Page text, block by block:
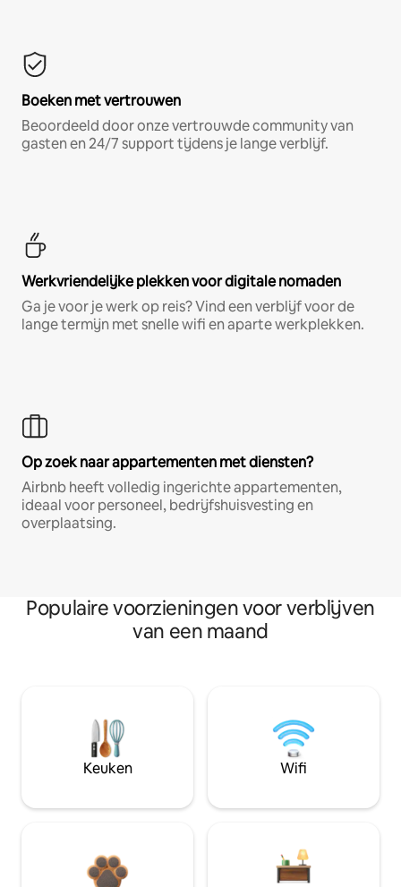
Boeken met vertrouwen
Beoordeeld door onze vertrouwde community van
gasten en 24/7 support tijdens je lange verblijf.
Werkvriendelijke plekken voor digitale nomaden
Ga je voor je werk op reis? Vind een verblijf voor de
lange termijn met snelle wifi en aparte werkplekken.
Op zoek naar appartementen met diensten?
Airbnb heeft volledig ingerichte appartementen,
ideaal voor personeel, bedrijfshuisvesting en
overplaatsing.
Populaire voorzieningen voor verblijven
van een maand
Keuken Wifi